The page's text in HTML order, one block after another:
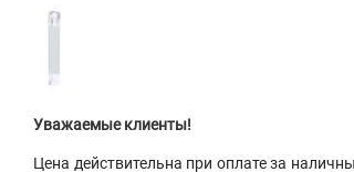
Уважаемые клиенты!
Цена действительна при оплате за